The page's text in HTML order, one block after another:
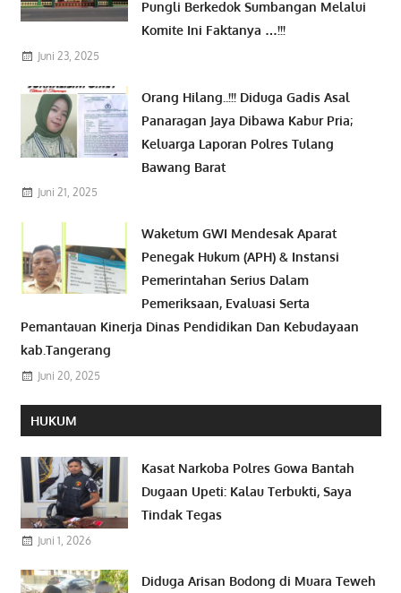
Pungli Berkedok Sumbangan Melalui
Komite Ini Faktanya …!!!
Juni 23, 2025
Orang Hilang..!!! Diduga Gadis Asal
Panaragan Jaya Dibawa Kabur Pria;
Keluarga Laporan Polres Tulang
Bawang Barat
Juni 21, 2025
Waketum GWI Mendesak Aparat
Penegak Hukum (APH) & Instansi
Pemerintahan Serius Dalam
Pemeriksaan, Evaluasi Serta
Pemantauan Kinerja Dinas Pendidikan Dan Kebudayaan
kab.Tangerang
Juni 20, 2025
HUKUM
Kasat Narkoba Polres Gowa Bantah
Dugaan Upeti: Kalau Terbukti, Saya
Tindak Tegas
Juni 1, 2026
Diduga Arisan Bodong di Muara Teweh